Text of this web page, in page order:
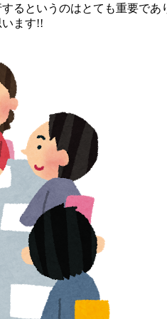
るというのはとても重要であ
ます!!